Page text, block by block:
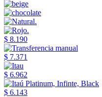
$ 8.190
$ 7.371
$ 6.962
$ 6.143